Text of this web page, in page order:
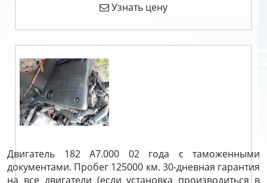
Узнать цену
Двигатель 182 A7.000 02 года с таможенными
документами. Пробег 125000 км. 30-дневная гарантия
на все двигатели (если установка производиться в